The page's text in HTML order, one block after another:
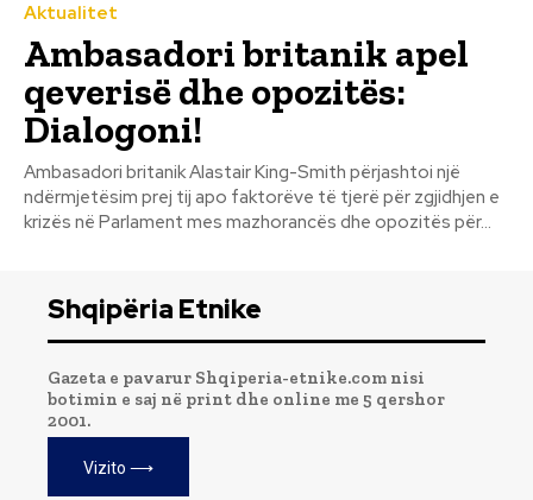
Aktualitet
Ambasadori britanik apel
qeverisë dhe opozitës:
Dialogoni!
Ambasadori britanik Alastair King-Smith përjashtoi një
ndërmjetësim prej tij apo faktorëve të tjerë për zgjidhjen e
krizës në Parlament mes mazhorancës dhe opozitës për...
Shqipëria Etnike
Gazeta e pavarur Shqiperia-etnike.com nisi
botimin e saj në print dhe online me 5 qershor
2001.
Vizito ⟶